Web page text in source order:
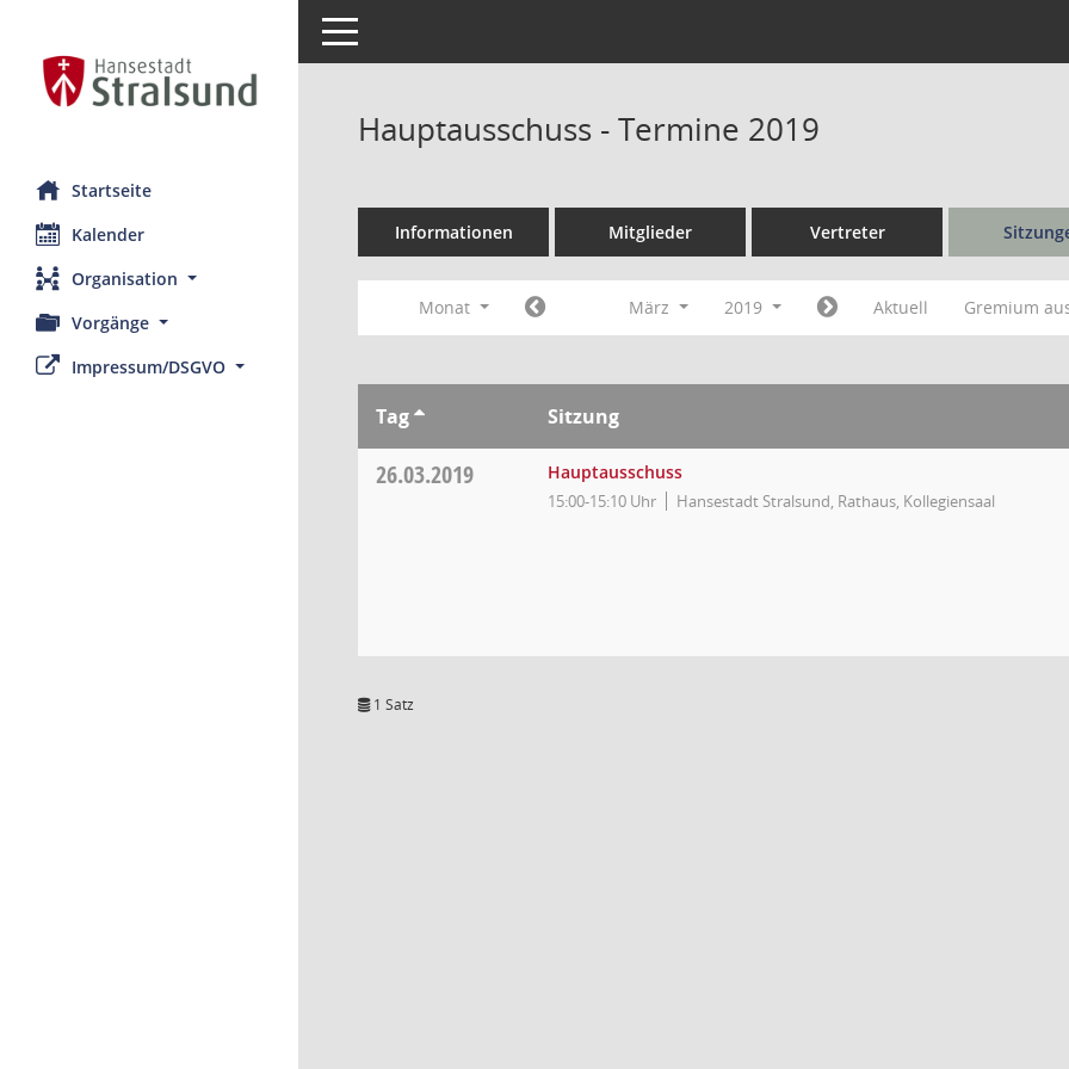
Startseite
Kalender
Organisation
Vorgänge
Impressum/DSGVO
Toggle navigation
Hauptausschuss - Termine 2019
Informationen Mitglieder Vertreter
Monat März 2019 Aktuell Gremium
Tag Sitzung
26.03.2019 Hauptausschuss
15:00-15:10 Uhr Hansestadt Stralsund, Rathaus, Kollegiensaal
1 Satz